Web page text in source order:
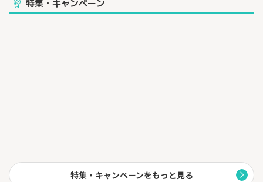
特集・キャンペーン
特集・キャンペーンをもっと見る